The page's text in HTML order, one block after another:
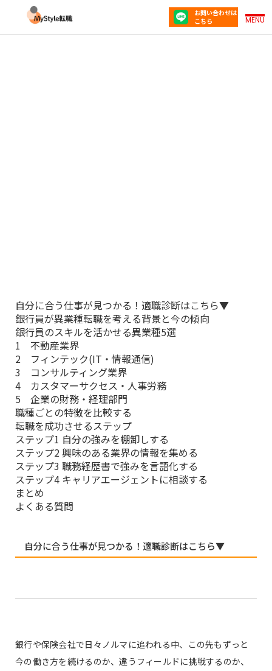
自分に合う仕事が見つかる！適職診断はこちら▼
銀行員が異業種転職を考える背景と今の傾向
銀行員のスキルを活かせる異業種5選
1 不動産業界
2 フィンテック(IT・情報通信)
3 コンサルティング業界
4 カスタマーサクセス・人事労務
5 企業の財務・経理部門
職種ごとの特徴を比較する
転職を成功させるステップ
ステップ1 自分の強みを棚卸しする
ステップ2 興味のある業界の情報を集める
ステップ3 職務経歴書で強みを言語化する
ステップ4 キャリアエージェントに相談する
まとめ
よくある質問
自分に合う仕事が見つかる！適職診断はこちら▼
銀行や保険会社で日々ノルマに追われる中、この先もずっと
今の働き方を続けるのか、違うフィールドに挑戦するのか、
お問い合わせは
こちら
MENU